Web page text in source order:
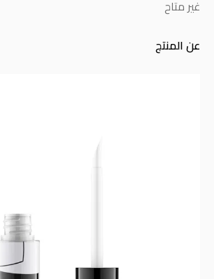
غير متاح
عن المنتج